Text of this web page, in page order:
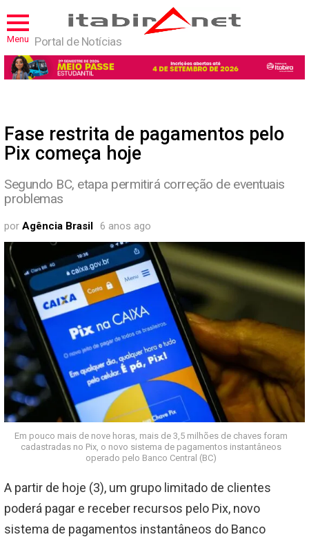
Menu Portal de Notícias
Fase restrita de pagamentos pelo
Pix começa hoje
Segundo BC, etapa permitirá correção de eventuais
problemas
por Agência Brasil 6 anos ago
Em pouco mais de nove horas, mais de 3,5 milhões de chaves foram
cadastradas no Pix, o novo sistema de pagamentos instantâneos
operado pelo Banco Central (BC)
A partir de hoje (3), um grupo limitado de clientes
poderá pagar e receber recursos pelo Pix, novo
sistema de pagamentos instantâneos do Banco